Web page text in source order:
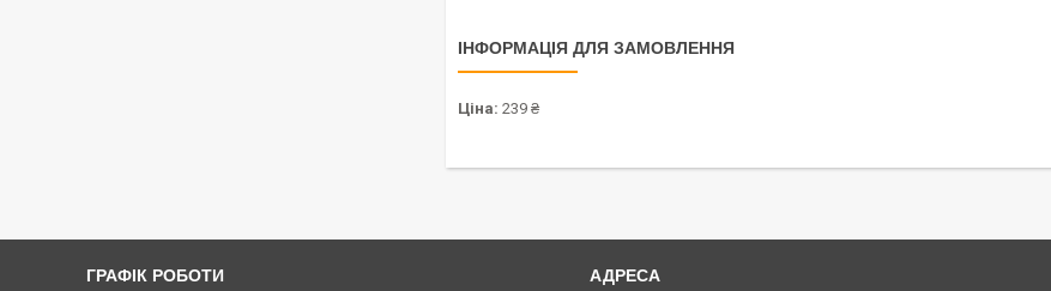
ІНФОРМАЦІЯ ДЛЯ ЗАМОВЛЕННЯ
Ціна: 239 ₴
ГРАФІК РОБОТИ